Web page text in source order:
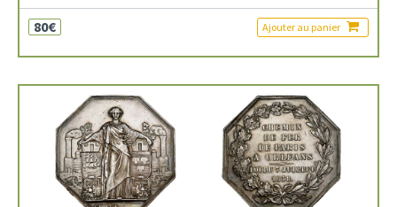
80€ Ajouter au panier